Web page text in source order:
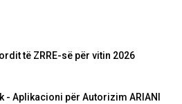
të ZRRE-së për vitin 2026
- Aplikacioni për Autorizim ARIANI